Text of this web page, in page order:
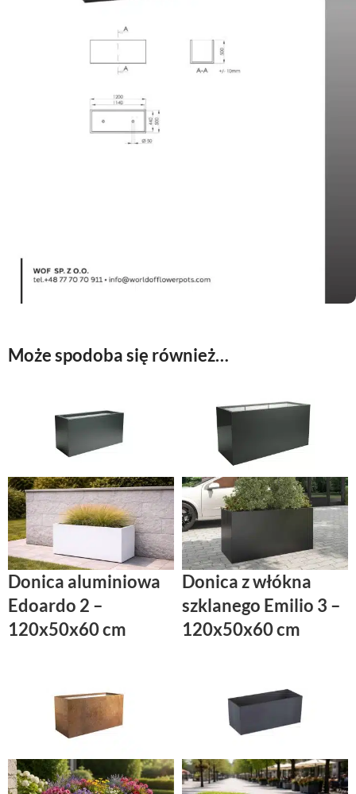
Może spodoba się również…
Donica aluminiowa
Edoardo 2 –
120x50x60 cm
Donica z włókna
szklanego Emilio 3 –
120x50x60 cm